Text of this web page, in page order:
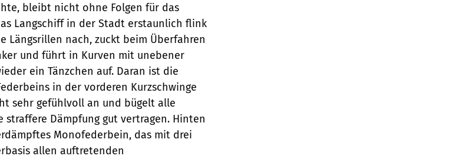
bleibt nicht ohne Folgen für das
Langschiff in der Stadt erstaunlich flink
Längsrillen nach, zuckt beim Überfahren
und führt in Kurven mit unebener
ein Tänzchen auf. Daran ist die
in der vorderen Kurzschwinge
sehr gefühlvoll an und bügelt alle
Dämpfung gut vertragen. Hinten
Monofederbein, das mit drei
allen auftretenden